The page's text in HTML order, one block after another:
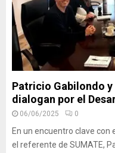
Patricio Gabilondo
dialogan por el
06/06/2025 0
En un encuentro clave con
el referente de SUMATE,